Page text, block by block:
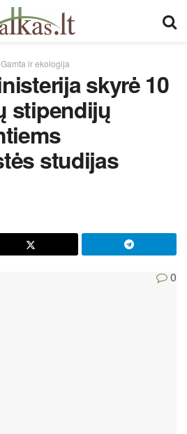
Gamta ir ekologija
skyrė 10
stipendijų
studijas
0